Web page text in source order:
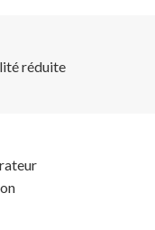
réduite